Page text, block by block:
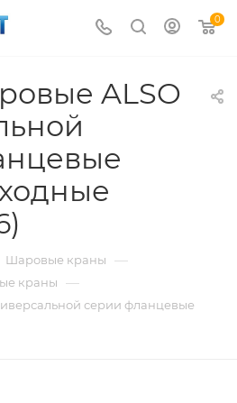
0
ALSO
Шаровые краны —
краны —
серии фланцевые